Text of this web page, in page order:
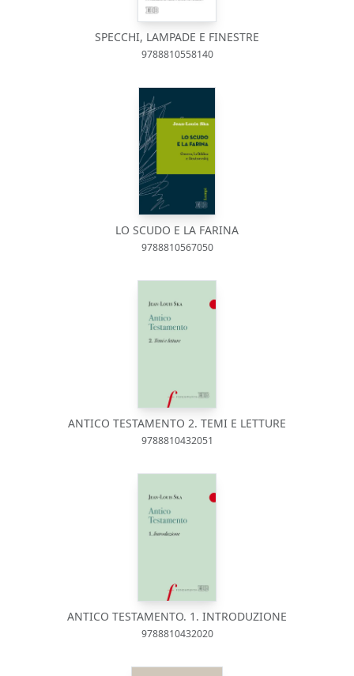
SPECCHI, LAMPADE E FINESTRE
9788810558140
LO SCUDO E LA FARINA
9788810567050
ANTICO TESTAMENTO 2. TEMI E LETTURE
9788810432051
ANTICO TESTAMENTO. 1. INTRODUZIONE
9788810432020